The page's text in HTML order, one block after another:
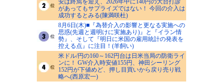
安は終焉を迎え、2026年中に140円の大台打診
があってもサプライズではない！ 今回の介入は
成功するとみる(陳満咲杜)
8月6日(木)■『為替介入の影響と更なる実施への
思惑(先週と週明けに実施あり)』と『イラン情
勢』、そして『明日に米国の雇用統計の発表を
控える点』に注目！(羊飼い)
米ドル/円の160～162円台は日米当局の防衛ライ
ンに！ GW介入時安値155円、神田シーリング
152円が下値めど、押し目買いから戻り売り戦
略へ(西原宏一)